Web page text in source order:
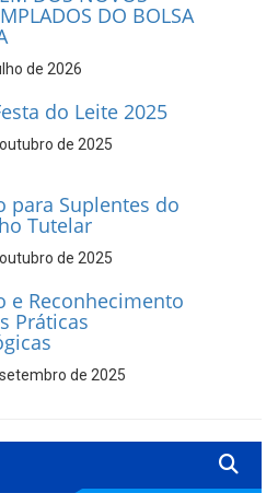
DO BOLSA
de 2026
do Leite 2025
de 2025
para Suplentes do
Tutelar
de 2025
e Reconhecimento
Práticas
de 2025